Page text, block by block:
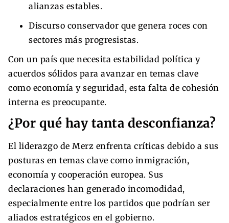
alianzas estables.
Discurso conservador que genera roces con
sectores más progresistas.
Con un país que necesita estabilidad política y
acuerdos sólidos para avanzar en temas clave
como economía y seguridad, esta falta de cohesión
interna es preocupante.
¿Por qué hay tanta desconfianza?
El liderazgo de Merz enfrenta críticas debido a sus
posturas en temas clave como inmigración,
economía y cooperación europea. Sus
declaraciones han generado incomodidad,
especialmente entre los partidos que podrían ser
aliados estratégicos en el gobierno.